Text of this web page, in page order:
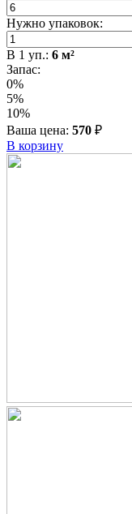
Нужно упаковок:
В 1 уп.: 6 м²
Запас:
0%
5%
10%
Ваша цена: 570 ₽
В корзину